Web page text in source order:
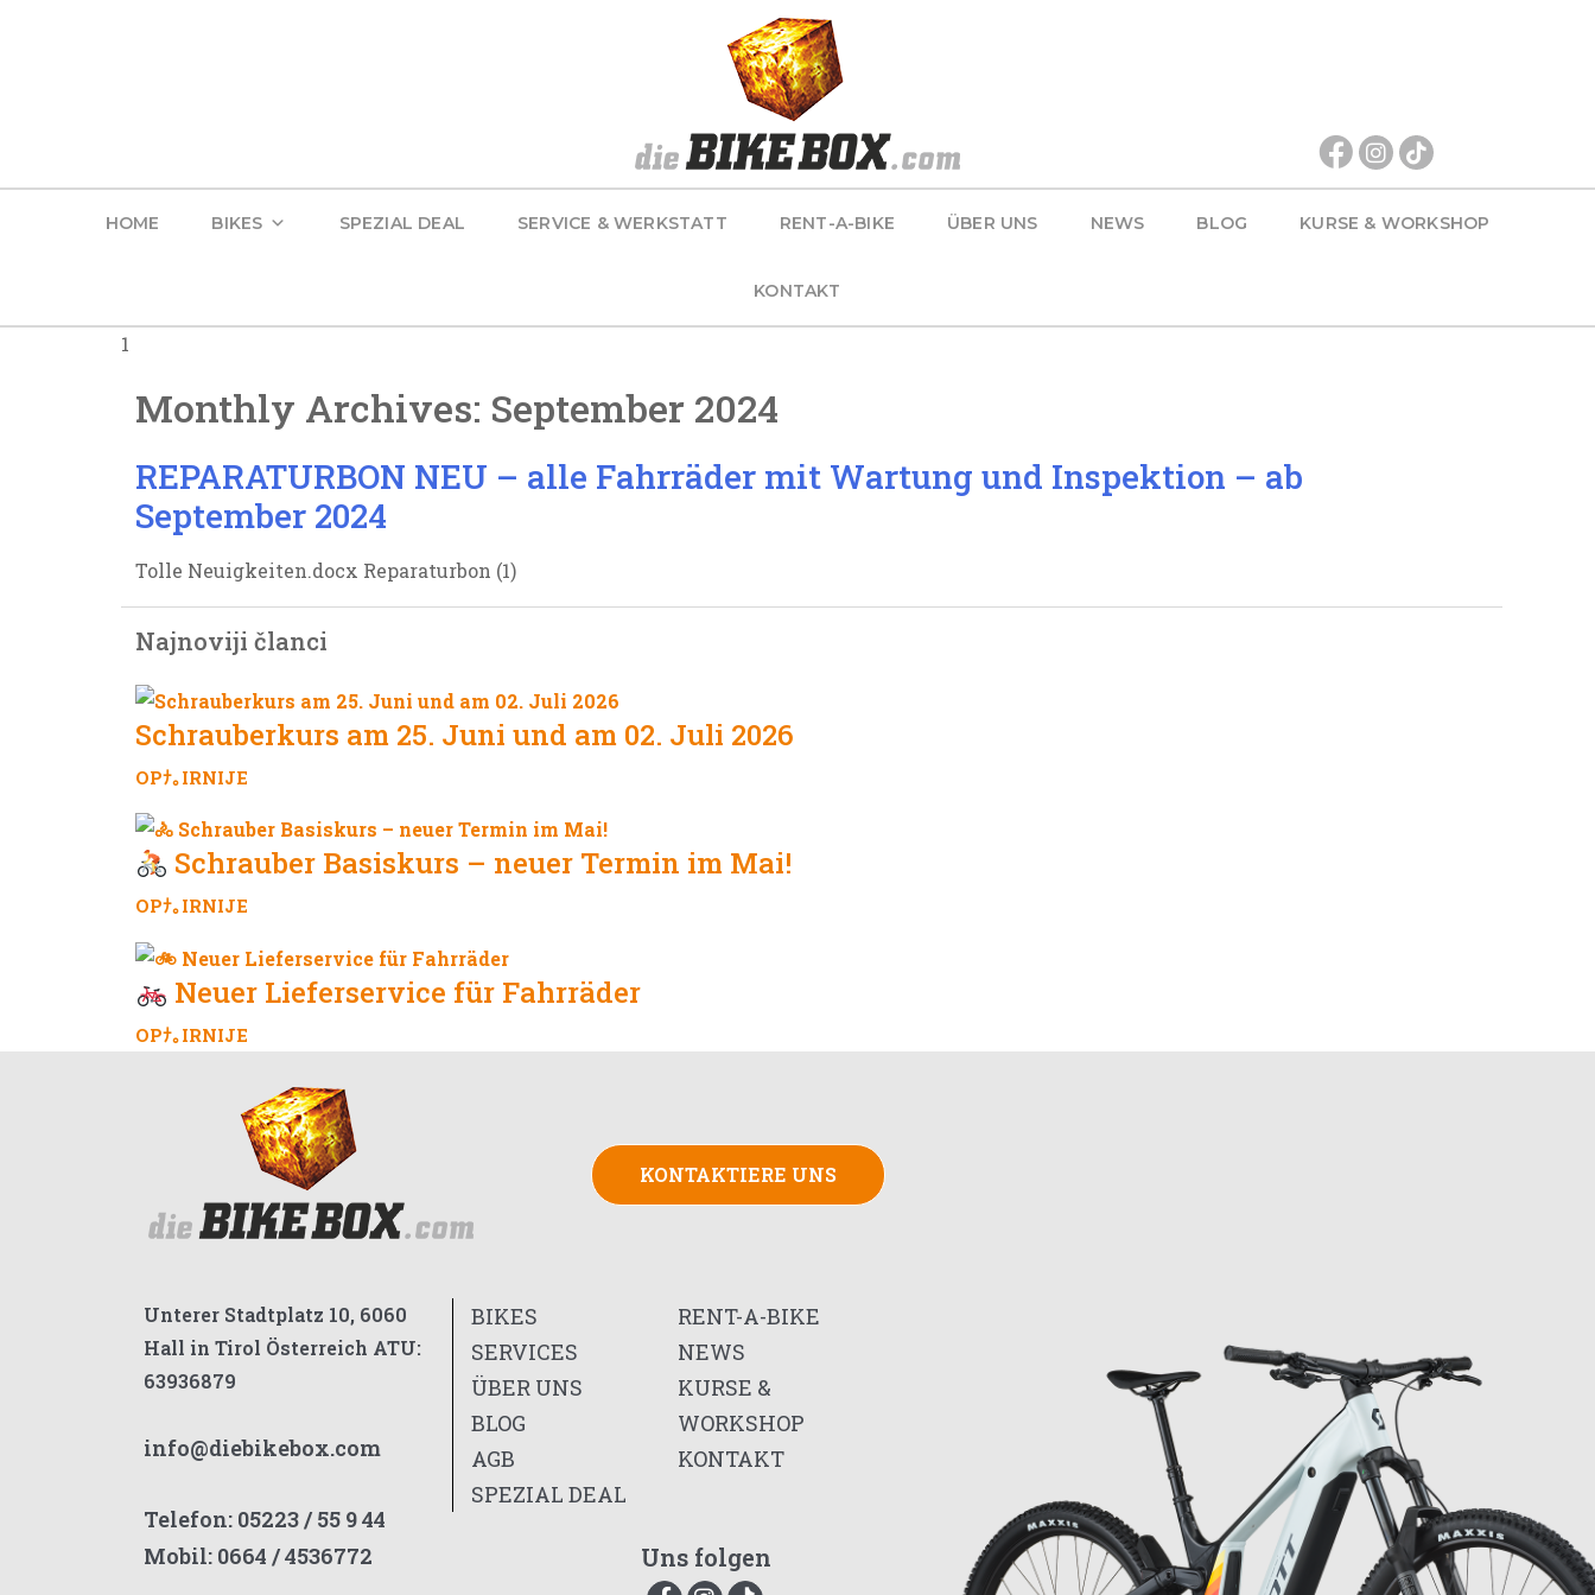
HOME BIKES SPEZIAL DEAL SERVICE & WERKSTATT RENT-A-BIKE ÜBER UNS NEWS BLOG KURSE & WORKSHOP
KONTAKT
1
Monthly Archives: September 2024
REPARATURBON NEU – alle Fahrräder mit Wartung und Inspektion – ab
September 2024
Tolle Neuigkeiten.docx Reparaturbon (1)
Najnoviji članci
Schrauberkurs am 25. Juni und am 02. Juli 2026
OPﾅ｡IRNIJE
Schrauber Basiskurs – neuer Termin im Mai!
OPﾅ｡IRNIJE
Neuer Lieferservice für Fahrräder
OPﾅ｡IRNIJE
KONTAKTIERE UNS
Unterer Stadtplatz 10, 6060
Hall in Tirol Österreich ATU:
63936879
info@diebikebox.com
Telefon: 05223 / 55 9 44
Mobil: 0664 / 4536772
BIKES
SERVICES
ÜBER UNS
BLOG
AGB
SPEZIAL DEAL
RENT-A-BIKE
NEWS
KURSE &
WORKSHOP
KONTAKT
Uns folgen